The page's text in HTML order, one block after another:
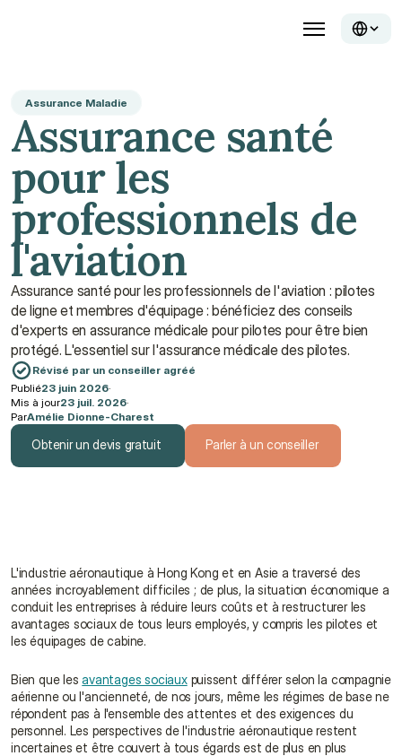
Assurance Maladie
Assurance santé
pour les
professionnels de
l'aviation
Assurance santé pour les professionnels de l'aviation : pilotes
de ligne et membres d'équipage : bénéficiez des conseils
d'experts en assurance médicale pour pilotes pour être bien
protégé. L'essentiel sur l'assurance médicale des pilotes.
Révisé par un conseiller agréé
Publié23 juin 2026·
Mis à jour23 juil. 2026·
ParAmélie Dionne-Charest
Obtenir un devis gratuit Parler à un conseiller
L'industrie aéronautique à Hong Kong et en Asie a traversé des
années incroyablement difficiles ; de plus, la situation économique a
conduit les entreprises à réduire leurs coûts et à restructurer les
avantages sociaux de tous leurs employés, y compris les pilotes et
les équipages de cabine.
Bien que les avantages sociaux puissent différer selon la compagnie
aérienne ou l'ancienneté, de nos jours, même les régimes de base ne
répondent pas à l'ensemble des attentes et des exigences du
personnel. Les perspectives de l'industrie aéronautique restent
incertaines et être couvert à tous égards est de plus en plus